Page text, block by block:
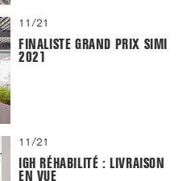
11/21
FINALISTE GRAND PRIX SIMI
2021
11/21
IGH RÉHABILITÉ : LIVRAISON
EN VUE